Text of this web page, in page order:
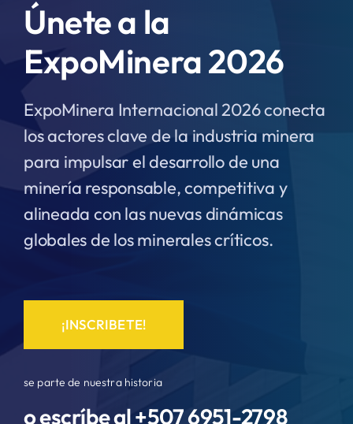
Únete a la
ExpoMinera 2026
ExpoMinera Internacional 2026 conecta
los actores clave de la industria minera
para impulsar el desarrollo de una
minería responsable, competitiva y
alineada con las nuevas dinámicas
globales de los minerales críticos.
¡INSCRIBETE!
se parte de nuestra historia
o escríbe al +5076951-2798